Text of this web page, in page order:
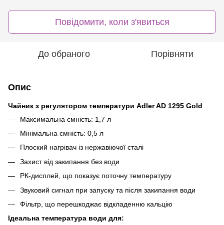
Повідомити, коли з'явиться
До обраного Порівняти
Опис
Чайник з регулятором температури Adler AD 1295 Gold
Максимальна ємність: 1,7 л
Мінімальна ємність: 0,5 л
Плоский нагрівач із нержавіючої сталі
Захист від закипання без води
РК-дисплей, що показує поточну температуру
Звуковий сигнал при запуску та після закипання води
Фільтр, що перешкоджає відкладенню кальцію
Ідеальна температура води для: